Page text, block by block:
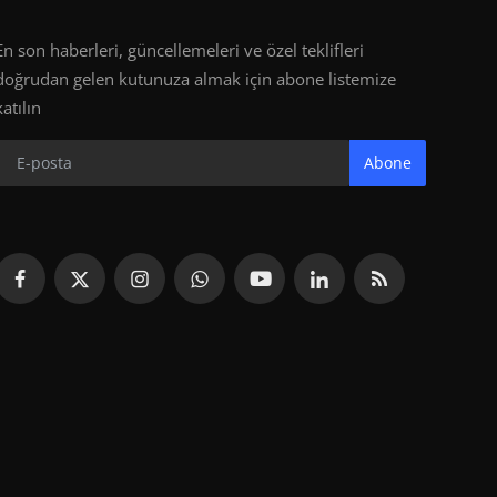
son haberleri, güncellemeleri ve özel teklifleri
gelen kutunuza almak için abone listemize
Abone